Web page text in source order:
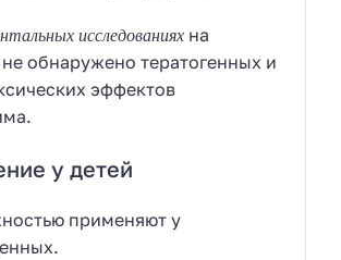
исследованиях на
обнаружено тератогенных и
эффектов
у детей
применяют у